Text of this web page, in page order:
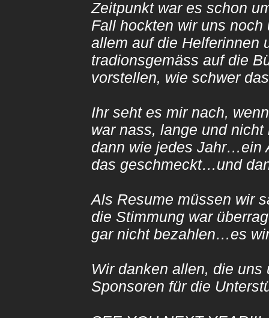
Zeitpunkt war es schon
Fall hockten wir uns
allem auf die Helferinnen
tradionsgemäss auf die
vorstellen, wie schwer
Ihr seht es mir nach,
war nass, lange und
dann wie jedes Jahr…ein
das geschmeckt…und
Als Resume müssen wir
die Stimmung war
gar nicht bezahlen…es
Wir danken allen, die
Sponsoren für die